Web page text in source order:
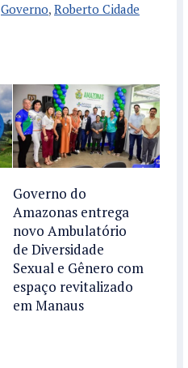
Governo, Roberto Cidade
Governo do
Amazonas entrega
novo Ambulatório
de Diversidade
Sexual e Gênero com
espaço revitalizado
em Manaus